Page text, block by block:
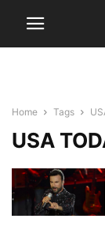
Home Tags
USA